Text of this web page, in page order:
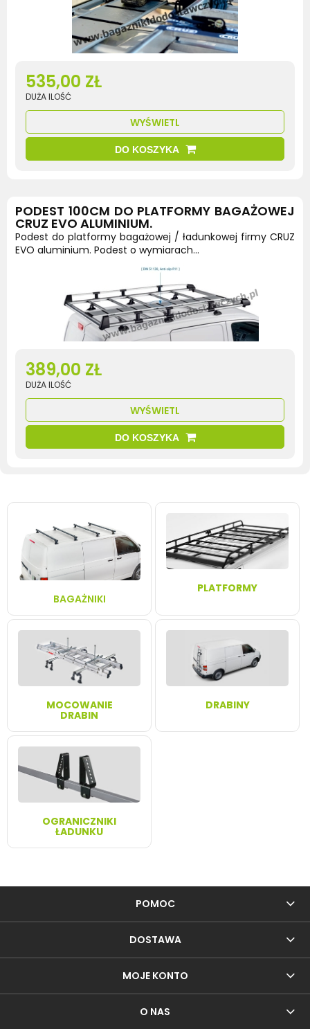
535,00 ZŁ
DUŻA ILOŚĆ
WYŚWIETL
DO KOSZYKA
PODEST 100CM DO PLATFORMY BAGAŻOWEJ
CRUZ EVO ALUMINIUM.
Podest do platformy bagażowej / ładunkowej firmy CRUZ
EVO aluminium. Podest o wymiarach...
389,00 ZŁ
DUŻA ILOŚĆ
WYŚWIETL
DO KOSZYKA
BAGAŻNIKI
PLATFORMY
MOCOWANIE
DRABIN
DRABINY
OGRANICZNIKI
ŁADUNKU
POMOC
DOSTAWA
MOJE KONTO
O NAS